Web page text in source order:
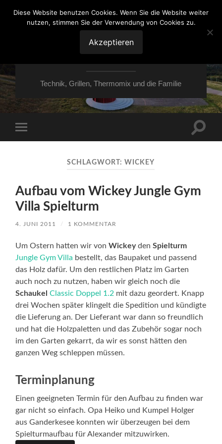
VON ESSEN ÜBER
HESSEN NACH
MOERS
Technik, Grillen, Thermomix und die Familie
Menü
SCHLAGWORT:WICKEY
Aufbau vom Wickey Jungle Gym
Villa Spielturm
4. JUNI 2011 / 1 KOMMENTAR
Um Ostern hatten wir vonWickeydenSpielturm
Jungle Gym Villa bestellt, das Baupaket und passend
das Holz dafür. Um den restlichen Platz im Garten
auch noch zu nutzen, haben wir gleich noch die
Schaukel Classic Doppel 1.2 mit dazu geordert. Knapp
drei Wochen später klingelt die Spedition und kündigte
die Lieferung an. Der Lieferant war dann so freundlich
und hat die Holzpaletten und das Zubehör sogar noch
im den Garten gekarrt, da wir es sonst hätten den
ganzen Weg schleppen müssen.
Terminplanung
Einen geeigneten Termin für den Aufbau zu finden war
gar nicht so einfach. Opa Heiko und Kumpel Holger
aus Ganderkesee konnten wir überzeugen bei dem
Spielturmaufbau für Alexander mitzuwirken.
Diese Website benutzen Cookies. Wenn Sie die Website weiter
nutzen, stimmen Sie der Verwendung von Cookies zu.
Akzeptieren